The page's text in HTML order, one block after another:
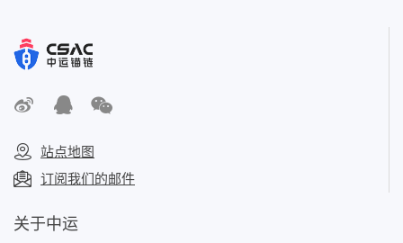
站点地图
订阅我们的邮件
关于中运